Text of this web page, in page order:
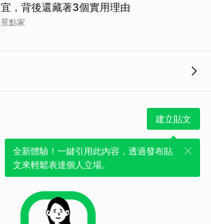
宜，背後還藏著3個實用理由
景點家
建立貼文
全新體驗！一鍵引用此內容，透過發布貼
文來輕鬆表達個人立場。